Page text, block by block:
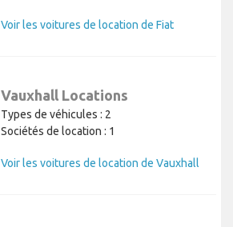
Voir les voitures de location de Fiat
Vauxhall Locations
Types de véhicules : 2
Sociétés de location : 1
Voir les voitures de location de Vauxhall